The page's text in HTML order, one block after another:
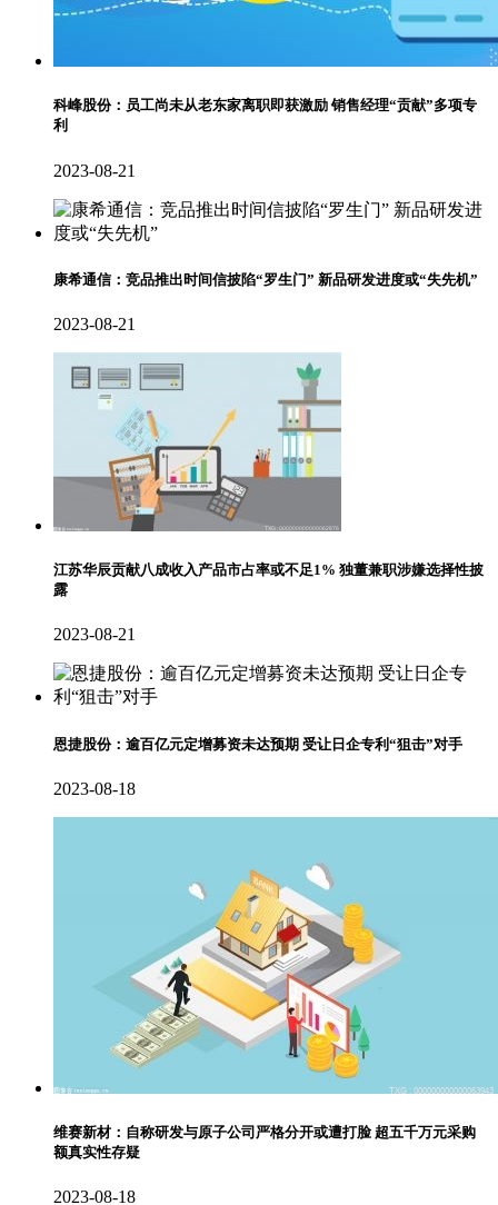
科峰股份：员工尚未从老东家离职即获激励 销售经理“贡献”多项专
利
2023-08-21
康希通信：竞品推出时间信披陷“罗生门” 新品研发进度或“失先机”
2023-08-21
江苏华辰贡献八成收入产品市占率或不足1% 独董兼职涉嫌选择性披
露
2023-08-21
恩捷股份：逾百亿元定增募资未达预期 受让日企专利“狙击”对手
2023-08-18
维赛新材：自称研发与原子公司严格分开或遭打脸 超五千万元采购
额真实性存疑
2023-08-18